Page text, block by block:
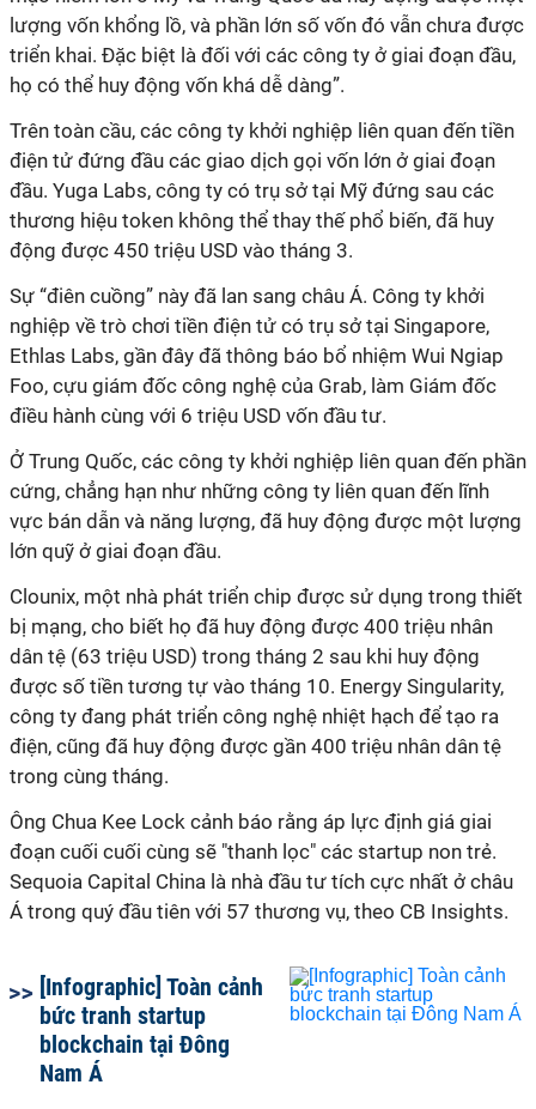
lượng vốn khổng lồ, và phần lớn số vốn đó vẫn chưa được
triển khai. Đặc biệt là đối với các công ty ở giai đoạn đầu,
họ có thể huy động vốn khá dễ dàng”.
Trên toàn cầu, các công ty khởi nghiệp liên quan đến tiền
điện tử đứng đầu các giao dịch gọi vốn lớn ở giai đoạn
đầu. Yuga Labs, công ty có trụ sở tại Mỹ đứng sau các
thương hiệu token không thể thay thế phổ biến, đã huy
động được 450 triệu USD vào tháng 3.
Sự “điên cuồng” này đã lan sang châu Á. Công ty khởi
nghiệp về trò chơi tiền điện tử có trụ sở tại Singapore,
Ethlas Labs, gần đây đã thông báo bổ nhiệm Wui Ngiap
Foo, cựu giám đốc công nghệ của Grab, làm Giám đốc
điều hành cùng với 6 triệu USD vốn đầu tư.
Ở Trung Quốc, các công ty khởi nghiệp liên quan đến phần
cứng, chẳng hạn như những công ty liên quan đến lĩnh
vực bán dẫn và năng lượng, đã huy động được một lượng
lớn quỹ ở giai đoạn đầu.
Clounix, một nhà phát triển chip được sử dụng trong thiết
bị mạng, cho biết họ đã huy động được 400 triệu nhân
dân tệ (63 triệu USD) trong tháng 2 sau khi huy động
được số tiền tương tự vào tháng 10. Energy Singularity,
công ty đang phát triển công nghệ nhiệt hạch để tạo ra
điện, cũng đã huy động được gần 400 triệu nhân dân tệ
trong cùng tháng.
Ông Chua Kee Lock cảnh báo rằng áp lực định giá giai
đoạn cuối cuối cùng sẽ "thanh lọc" các startup non trẻ.
Sequoia Capital China là nhà đầu tư tích cực nhất ở châu
Á trong quý đầu tiên với 57 thương vụ, theo CB Insights.
[Infographic] Toàn cảnh
bức tranh startup
blockchain tại Đông
Nam Á